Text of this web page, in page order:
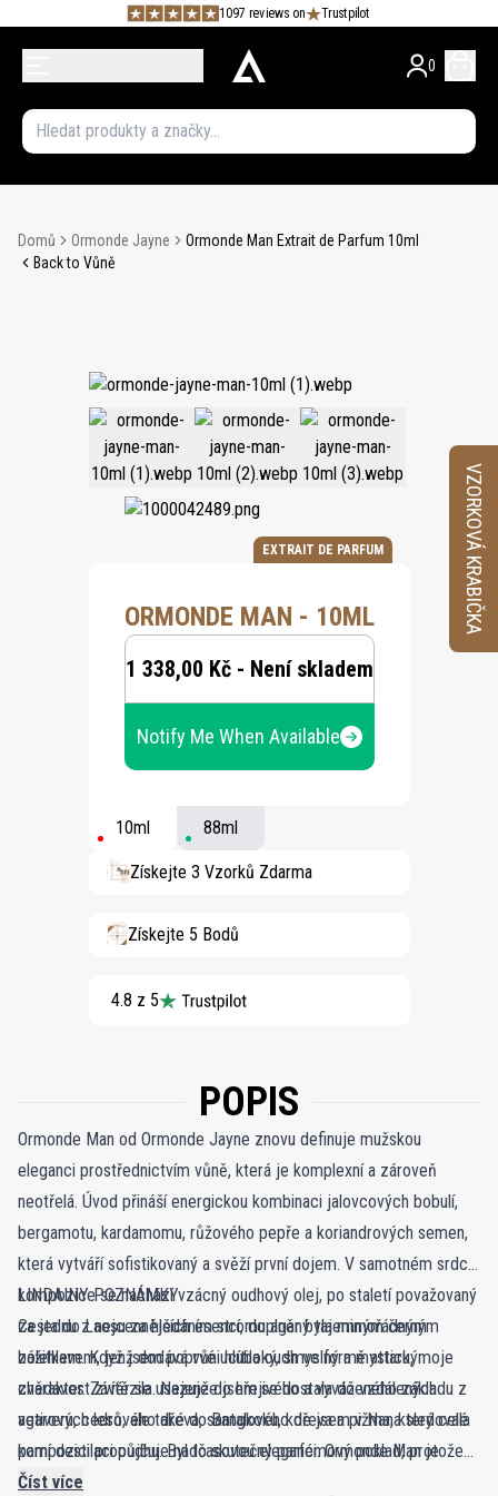
1097 reviews on Trustpilot
0
Domů Ormonde Jayne
Ormonde Man Extrait de Parfum 10ml
Back to Vůně
EXTRAIT DE PARFUM
ORMONDE MAN - 10ML
1 338,00 Kč - Není skladem
Notify Me When Available
10ml 88ml
Získejte 3 Vzorků Zdarma
Získejte 5 Bodů
4.8 z 5
POPIS
Ormonde Man od Ormonde Jayne znovu definuje mužskou
eleganci prostřednictvím vůně, která je komplexní a zároveň
neotřelá. Úvod přináší energickou kombinaci jalovcových bobulí,
bergamotu, kardamomu, růžového pepře a koriandrových semen,
která vytváří sofistikovaný a svěží první dojem. V samotném srdci
kompozice se nachází vzácný oudhový olej, po staletí považovaný
za jednu z nejcennějších esencí, doplněný tajemným černým
bolehlavem, jenž dodává vůni hluboký, smyslný a mystický
charakter. Závěr se usazuje do hřejivého a vyváženého základu z
vetiveru, cedrového dřeva, santalového dřeva a pižma, který celé
kompozici propůjčuje nadčasovou eleganci. Ormonde Man je
výrazná a charismatická vůně, moderní klasika pro muže, kteří
LINDAINY POZNÁMKY
Cesta do Laosu za hledáním stromu agar byla mimořádným
zážitkem. Když jsem poprvé ucítila oudh ve formě attaru, moje
zvědavost zvítězila. Nejenže jsem se dostala do vzdálených
agarových lesů, ale také do Bangkoku, kde jsem v Nana sledovala
parní destilaci oudhu. Byl to skutečný parfémový poklad, protože
jsem věděla, že tento výjimečný olej dosud nikdo nepoužil v
Číst více
VZORKOVÁ KRABIČKA